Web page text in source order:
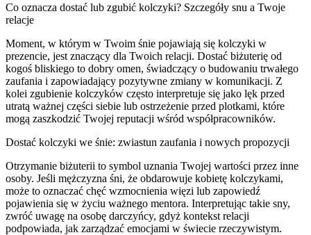
Co oznacza dostać lub zgubić kolczyki? Szczegóły snu a Twoje
relacje
Moment, w którym w Twoim śnie pojawiają się kolczyki w
prezencie, jest znaczący dla Twoich relacji. Dostać biżuterię od
kogoś bliskiego to dobry omen, świadczący o budowaniu trwałego
zaufania i zapowiadający pozytywne zmiany w komunikacji. Z
kolei zgubienie kolczyków często interpretuje się jako lęk przed
utratą ważnej części siebie lub ostrzeżenie przed plotkami, które
mogą zaszkodzić Twojej reputacji wśród współpracowników.
Dostać kolczyki we śnie: zwiastun zaufania i nowych propozycji
Otrzymanie biżuterii to symbol uznania Twojej wartości przez inne
osoby. Jeśli mężczyzna śni, że obdarowuje kobietę kolczykami,
może to oznaczać chęć wzmocnienia więzi lub zapowiedź
pojawienia się w życiu ważnego mentora. Interpretując takie sny,
zwróć uwagę na osobę darczyńcy, gdyż kontekst relacji
podpowiada, jak zarządzać emocjami w świecie rzeczywistym.